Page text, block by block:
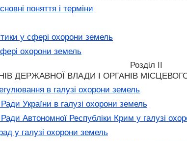
поняття і терміни
у сфері охорони земель
охорони земель
Розділ II
ДЕРЖАВНОЇ ВЛАДИ І ОРГАНІВ
в галузі охорони земель
України в галузі охорони земель
Автономної Республіки Крим у галузі
у галузі охорони земель